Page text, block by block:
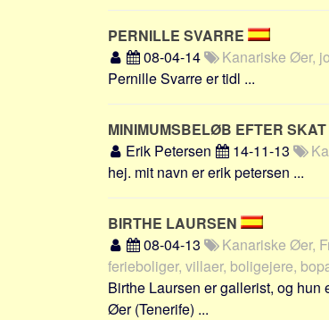
PERNILLE SVARRE
08-04-14
Kanariske Øer,
Pernille Svarre er tidl ...
MINIMUMSBELØB EFTER
Erik Petersen
14-11-13
hej. mit navn er erik petersen ...
BIRTHE LAURSEN
08-04-13
Kanariske Øer,
ferieboliger, villaer, boligejere,
Birthe Laursen er gallerist, og
Øer (Tenerife) ...